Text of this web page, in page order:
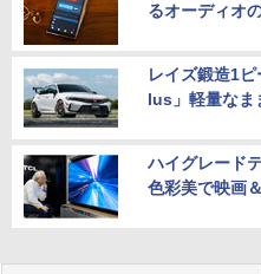
るオーディオ
レイズ鍛造1
lus」軽量なま
ハイグレード
色彩美で映画